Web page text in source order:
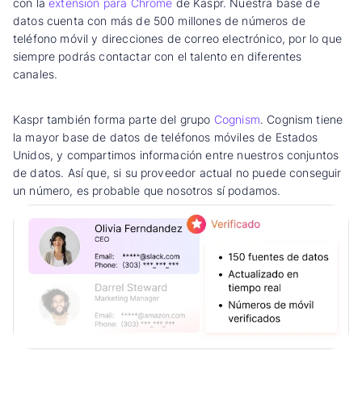
datos cuenta con más de 500 millones de números de
teléfono móvil y direcciones de correo electrónico, por lo que
siempre podrás contactar con el talento en diferentes
canales.
Kaspr también forma parte del grupo Cognism. Cognism tiene
la mayor base de datos de teléfonos móviles de Estados
Unidos, y compartimos información entre nuestros conjuntos
de datos. Así que, si su proveedor actual no puede conseguir
un número, es probable que nosotros sí podamos.